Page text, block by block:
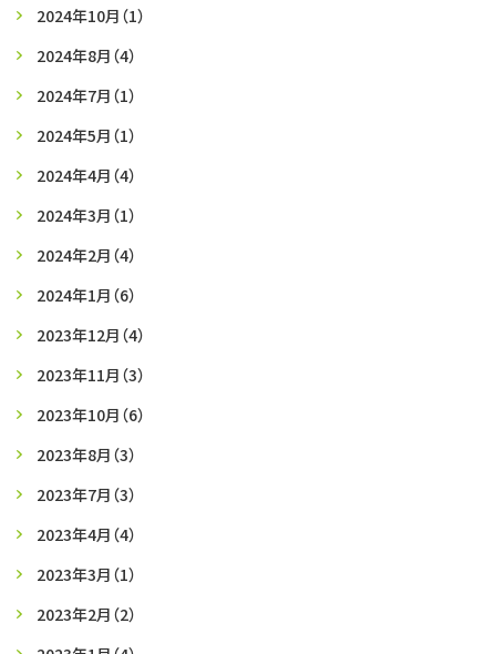
2024年10月 （1）
2024年8月 （4）
2024年7月 （1）
2024年5月 （1）
2024年4月 （4）
2024年3月 （1）
2024年2月 （4）
2024年1月 （6）
2023年12月 （4）
2023年11月 （3）
2023年10月 （6）
2023年8月 （3）
2023年7月 （3）
2023年4月 （4）
2023年3月 （1）
2023年2月 （2）